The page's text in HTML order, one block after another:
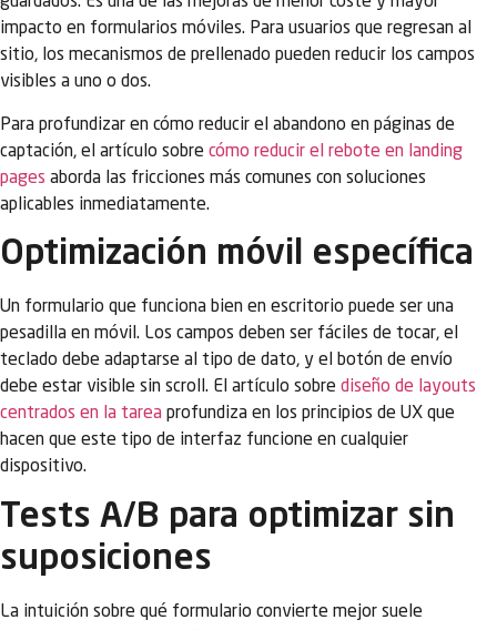
impacto en formularios móviles. Para usuarios que regresan al
sitio, los mecanismos de prellenado pueden reducir los campos
visibles a uno o dos.
Para profundizar en cómo reducir el abandono en páginas de
captación, el artículo sobre cómo reducir el rebote en landing
pages aborda las fricciones más comunes con soluciones
aplicables inmediatamente.
Optimización móvil específica
Un formulario que funciona bien en escritorio puede ser una
pesadilla en móvil. Los campos deben ser fáciles de tocar, el
teclado debe adaptarse al tipo de dato, y el botón de envío
debe estar visible sin scroll. El artículo sobre diseño de layouts
centrados en la tarea profundiza en los principios de UX que
hacen que este tipo de interfaz funcione en cualquier
dispositivo.
Tests A/B para optimizar sin
suposiciones
La intuición sobre qué formulario convierte mejor suele